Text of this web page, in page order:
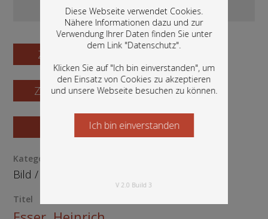
Diese Webseite verwendet Cookies.
Nähere Informationen dazu und zur
Verwendung Ihrer Daten finden Sie unter
dem Link "Datenschutz".
Klicken Sie auf "Ich bin einverstanden", um
den Einsatz von Cookies zu akzeptieren
und unsere Webseite besuchen zu können.
In diesem Portal finden Sie die digitalen
Bestände der Österreichischen
Nationalbibliothek: Bücher, Fotografien,
Grafiken und vieles mehr.
Ich bin einverstanden
Starten Sie jetzt
V 2.0 Build 3
Zum Digitalisat
Zum Katalogisat
Zur Vorschau
Kategorie / Medientyp
Bild/
Titel